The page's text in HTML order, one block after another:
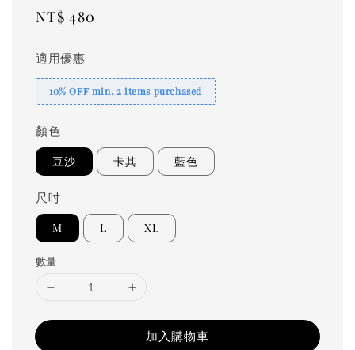
Regular
NT$ 480
適用優惠
10% OFF min. 2 items purchased
顏色
豆沙 卡其 藍色
尺吋
M L XL
數量
加入購物車